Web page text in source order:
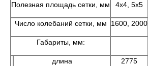
Полезная площадь сетки, мм 4х4, 5х5
Число колебаний сетки, мм 1600, 2000
Габариты, мм:
длина 2775